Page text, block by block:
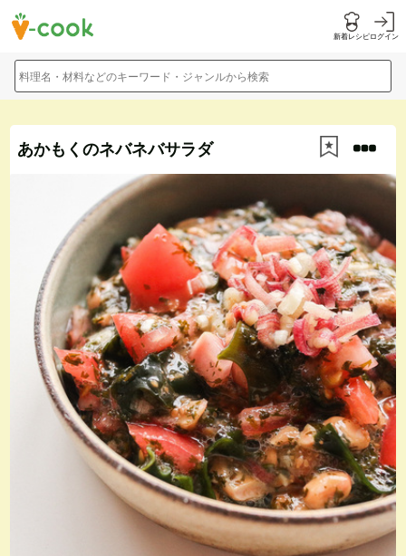
新着レシピログイン
料理名・材料などのキーワード・ジャンルから検索
あかもくのネバネバサラダ